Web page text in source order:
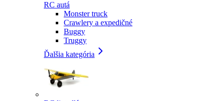
RC autá
Monster truck
Crawlery a expedičné
Buggy
Truggy
Ďalšia kategória